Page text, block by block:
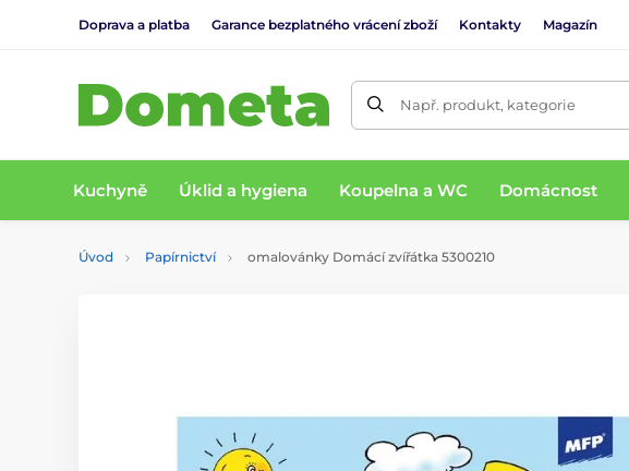
Doprava a platba Garance bezplatného vrácení zboží Kontakty Magazín
Např. produkt, kategorie
Kuchyně Úklid a hygiena Koupelna a WC Domácnost
Úvod Papírnictví omalovánky Domácí zvířátka 5300210